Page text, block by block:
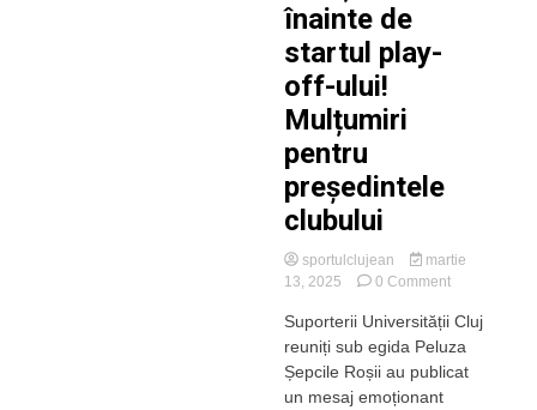
înainte de
startul play-
off-ului!
Mulțumiri
pentru
președintele
clubului
sportulclujean
martie
13, 2025
0 Commenton
Șepcile
Roșii,
mesaj
Suporterii Universității Cluj
reuniți sub egida Peluza
Șepcile Roșii au publicat
un mesaj emoționant